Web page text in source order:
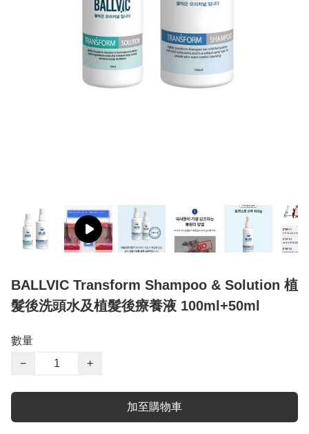
BALLVIC Transform Shampoo & Solution 植
髮後洗頭水及植髮後療養液 100ml+50ml
數量
−
+
加至購物車